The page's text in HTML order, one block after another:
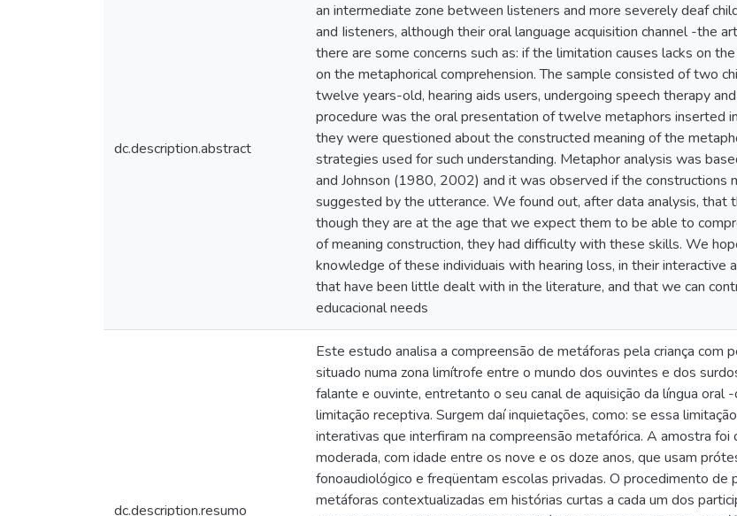
dc.description.abstract
an intermediate zone between listeners and more severely deaf
and Iisteners, although their oral language acquisition channel -the
there are some concerns such as: if the limitation causes lacks on
on the metaphorical comprehension. The sample consisted of two
twelve years-old, hearing aids users, undergoing speech therapy
procedure was the oral presentation of twelve metaphors inserted
they were questioned about the constructed meaning of the
strategies used for such understanding. Metaphor analysis was
and Johnson (1980, 2002) and it was observed if the constructions
suggested by the utterance. We found out, after data analysis, that
though they are at the age that we expect them to be able to
of meaning construction, they had difficulty with these skills. We
knowledge of these individuais with hearing loss, in their interactive
that have been little dealt with in the literature, and that we can
educacional needs
dc.description.resumo
Este estudo analisa a compreensão de metáforas pela criança com
situado numa zona limítrofe entre o mundo dos ouvintes e dos
falante e ouvinte, entretanto o seu canal de aquisição da língua oral
limitação receptiva. Surgem daí inquietações, como: se essa
interativas que interfiram na compreensão metafórica. A amostra foi
moderada, com idade entre os nove e os doze anos, que usam
fonoaudiológico e freqüentam escolas privadas. O procedimento de
metáforas contextualizadas em histórias curtas a cada um dos